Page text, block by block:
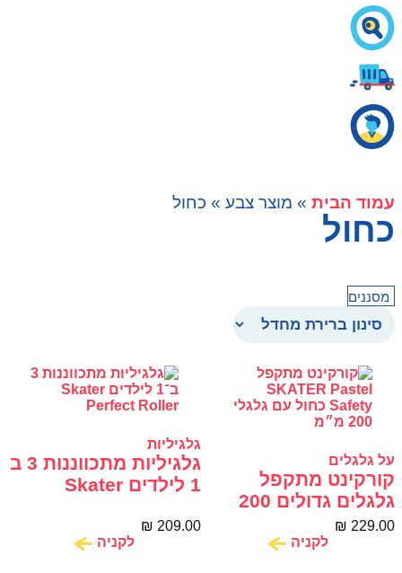
עמוד הבית » מוצר צבע » כחול
כחול
מסננים
על גלגלים
קורקינט מתקפל
גלגלים גדולים 200
מ״מ SKATER Pastel
₪ 229.00
לקניה
גלגיליות
גלגיליות מתכווננות 3 ב
1 לילדים Skater
₪ 209.00
לקניה